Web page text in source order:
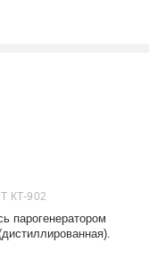
КТ-902
парогенератором